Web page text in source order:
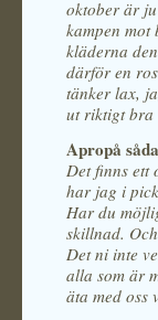
oktober är
kampen
kläderna
därför en
tänker lax,
ut riktigt bra
Apropå
Det finns ett
har jag i
Har du
skillnad.
Det ni inte
alla som är
äta med oss